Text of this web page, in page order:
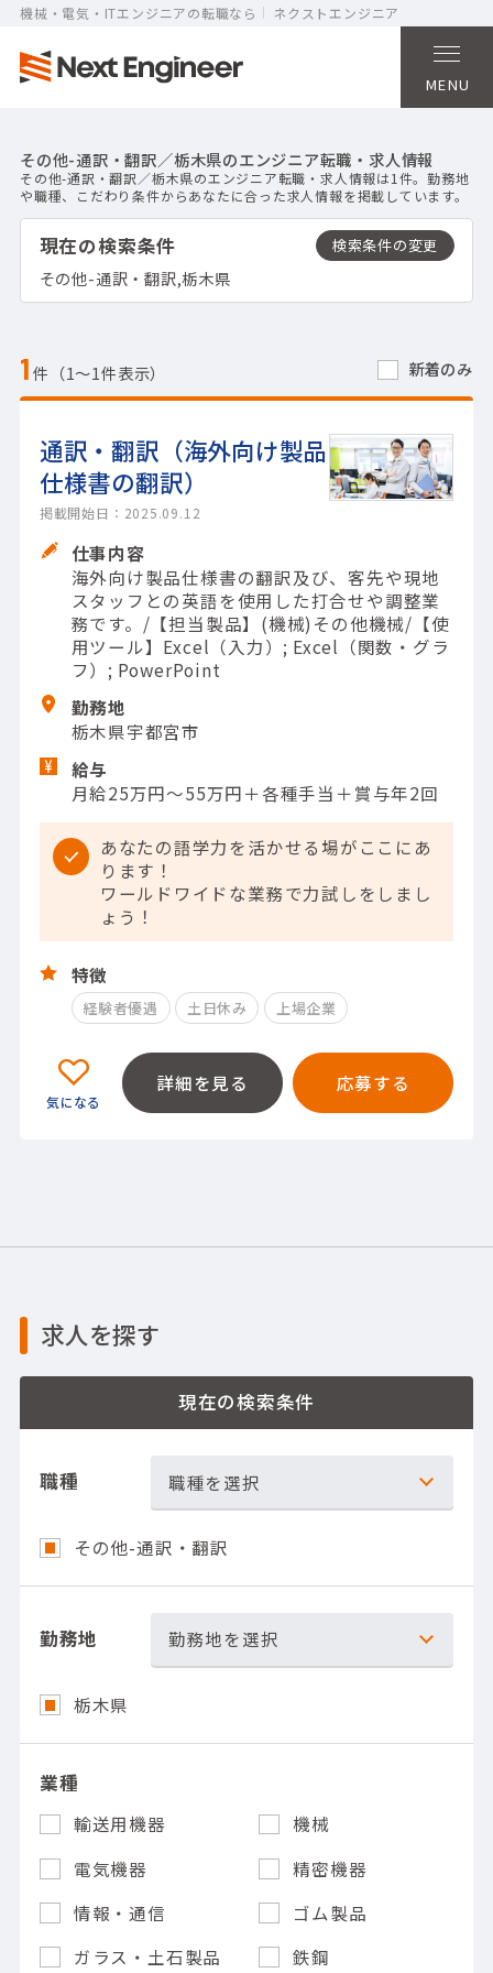
機械・電気・ITエンジニアの転職なら ネクストエンジニア
MENU
その他-通訳・翻訳／栃木県のエンジニア転職・求人情報
その他-通訳・翻訳／栃木県のエンジニア転職・求人情報は1件。勤務地
や職種、こだわり条件からあなたに合った求人情報を掲載しています。
現在の検索条件
その他-通訳・翻訳,栃木県
1件（1〜1件表示） 新着のみ
通訳・翻訳（海外向け製品
仕様書の翻訳）
掲載開始日：2025.09.12
仕事内容
海外向け製品仕様書の翻訳及び、客先や現地
スタッフとの英語を使用した打合せや調整業
務です。/【担当製品】(機械)その他機械/【使
用ツール】Excel（入力）; Excel（関数・グラ
フ）; PowerPoint
勤務地
栃木県宇都宮市
給与
月給25万円～55万円＋各種手当＋賞与年2回
あなたの語学力を活かせる場がここにあ
ります！
ワールドワイドな業務で力試しをしまし
ょう！
特徴
経験者優遇 土日休み 上場企業
詳細を見る 応募する
求人を探す
現在の検索条件
職種 職種を選択
その他-通訳・翻訳
勤務地 勤務地を選択
栃木県
業種
輸送用機器
機械
電気機器
精密機器
情報・通信
ゴム製品
ガラス・土石製品
鉄鋼